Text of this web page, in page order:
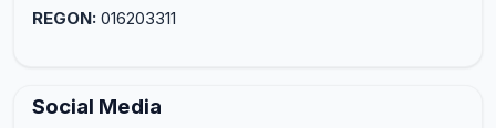
REGON: 016203311
Social Media